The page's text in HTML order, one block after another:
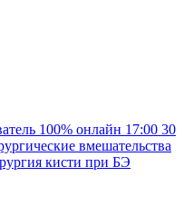
100% онлайн 17:00 30
вмешательства
кисти при БЭ